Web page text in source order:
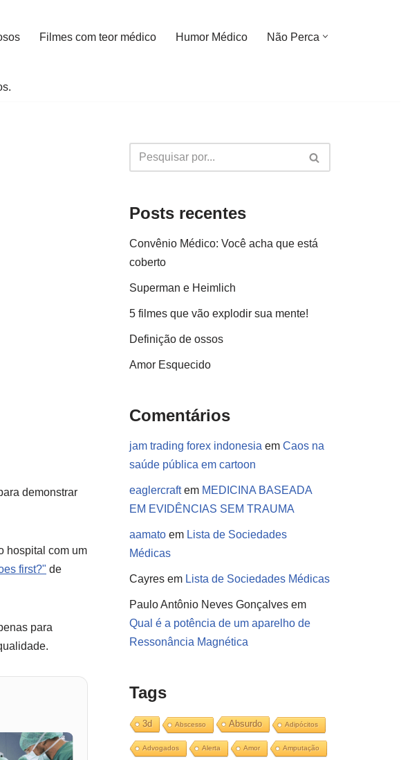
Filmes com teor médico Humor Médico Não Perca
demonstrar
hospital com um
first?" de
para
Posts recentes
Convênio Médico: Você acha que está
coberto
Superman e Heimlich
5 filmes que vão explodir sua mente!
Definição de ossos
Amor Esquecido
Comentários
jam trading forex indonesia em Caos na
saúde pública em cartoon
eaglercraftem MEDICINA BASEADA
EM EVIDÊNCIAS SEM TRAUMA
aamato em Lista de Sociedades
Médicas
Cayres em Lista de Sociedades Médicas
Paulo Antônio Neves Gonçalves em
Qual é a potência de um aparelho de
Ressonância Magnética
Tags
3d Abscesso Absurdo Adipócitos
Advogados Alerta Amor Amputação